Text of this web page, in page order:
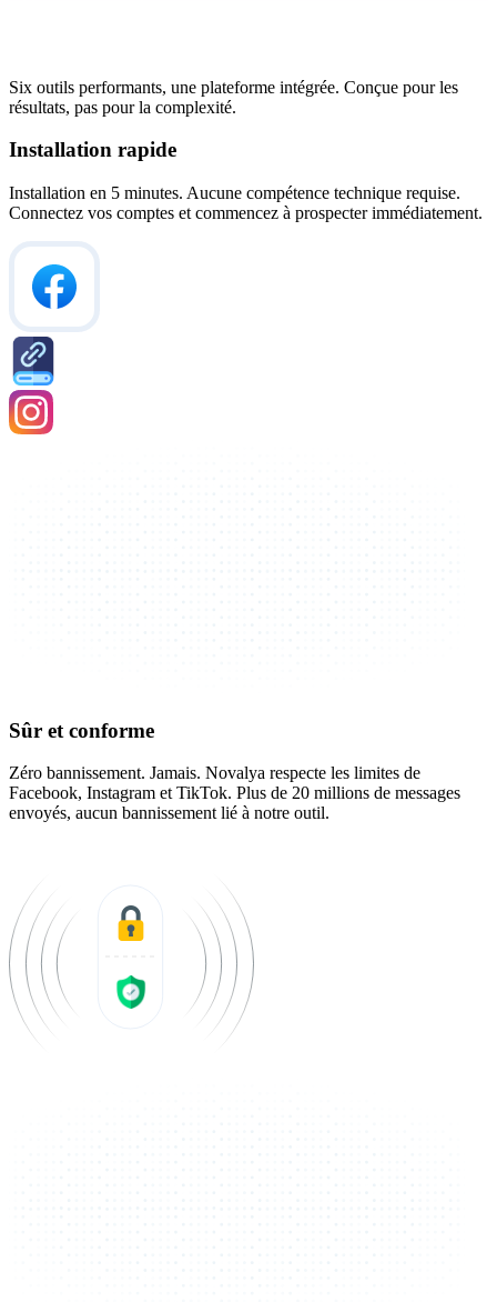
Six outils performants, une plateforme intégrée. Conçue pour les
résultats, pas pour la complexité.
Installation rapide
Installation en 5 minutes. Aucune compétence technique requise.
Connectez vos comptes et commencez à prospecter immédiatement.
Sûr et conforme
Zéro bannissement. Jamais. Novalya respecte les limites de
Facebook, Instagram et TikTok. Plus de 20 millions de messages
envoyés, aucun bannissement lié à notre outil.